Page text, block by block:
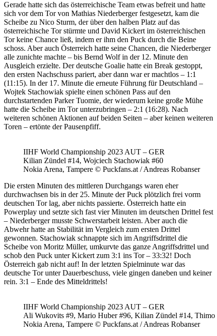
Gerade hatte sich das österreichische Team etwas befreit und hatte
sich vor dem Tor von Mathias Niederberger festgesetzt, kam die
Scheibe zu Nico Sturm, der über den halben Platz auf das
österreichische Tor stürmte und David Kickert im österreichischen
Tor keine Chance ließ, indem er ihm den Puck durch die Beine
schoss. Aber auch Österreich hatte seine Chancen, die Niederberger
alle zunichte machte – bis Bernd Wolf in der 12. Minute den
Ausgleich erzielte. Der deutsche Goalie hatte ein Break gestoppt,
den ersten Nachschuss pariert, aber dann war er machtlos – 1:1
(11:15). In der 17. Minute die erneute Führung für Deutschland –
Wojtek Stachowiak spielte einen schönen Pass auf den
durchstartenden Parker Tuomie, der wiederum keine große Mühe
hatte die Scheibe im Tor unterzubringen – 2:1 (16:28). Nach
weiteren schönen Aktionen auf beiden Seiten – aber keinen weiteren
Toren – ertönte der Pausenpfiff.
IIHF World Championship 2023 AUT – GER
Kilian Zündel #14, Wojciech Stachowiak #60
Nokia Arena, Tampere © Puckfans.at / Andreas Robanser
Die ersten Minuten des mittleren Durchgangs waren eher
durchwachsen bis in der 25. Minute der Puck plötzlich frei vorm
deutschen Tor lag, aber nichts passierte. Österreich hatte ein
Powerplay und setzte sich fast vier Minuten im deutschen Drittel fest
– Niederberger musste Schwerstarbeit leisten. Aber auch die
Abwehr hatte an Stabilität im Vergleich zum ersten Drittel
gewonnen. Stachowiak schnappte sich im Angriffsdrittel die
Scheibe von Moritz Müller, umkurvte das ganze Angriffsdrittel und
schob den Puck unter Kickert zum 3:1 ins Tor – 33:32! Doch
Österreich gab nicht auf! In der letzten Spielminute war das
deutsche Tor unter Dauerbeschuss, viele gingen daneben und keiner
rein. 3:1 – Ende des Mitteldrittels!
IIHF World Championship 2023 AUT – GER
Ali Wukovits #9, Mario Huber #96, Kilian Zündel #14,
Nokia Arena, Tampere © Puckfans.at / Andreas Robanser